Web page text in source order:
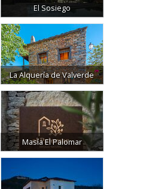
El Sosiego
La Alquería de Valverde
Masía El Palomar